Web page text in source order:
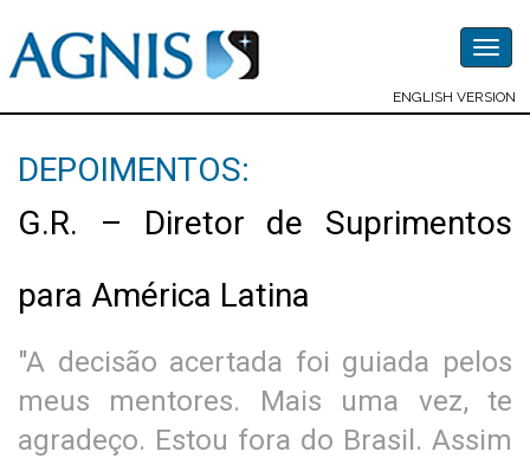
ENGLISH VERSION
DEPOIMENTOS:
G.R. – Diretor de Suprimentos
para América Latina
"A decisão acertada foi guiada pelos
meus mentores. Mais uma vez, te
agradeço. Estou fora do Brasil. Assim